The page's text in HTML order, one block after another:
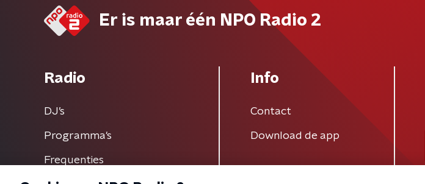
Er is maar één NPO Radio 2
Radio
DJ’s
Programma's
Frequenties
Info
Contact
Download de app